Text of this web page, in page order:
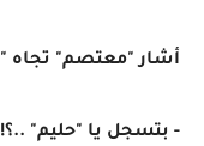
أشار "معتصم" تجاه
- بتسجل يا "حليم"